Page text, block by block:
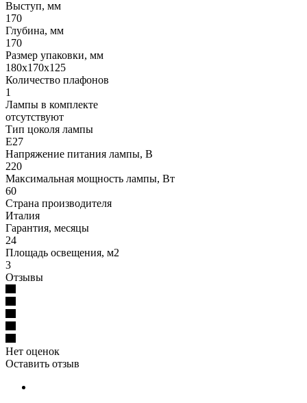
Выступ, мм
170
Глубина, мм
170
Размер упаковки, мм
180x170x125
Количество плафонов
1
Лампы в комплекте
отсутствуют
Тип цоколя лампы
E27
Напряжение питания лампы, В
220
Максимальная мощность лампы, Вт
60
Страна производителя
Италия
Гарантия, месяцы
24
Площадь освещения, м2
3
Отзывы
Нет оценок
Оставить отзыв